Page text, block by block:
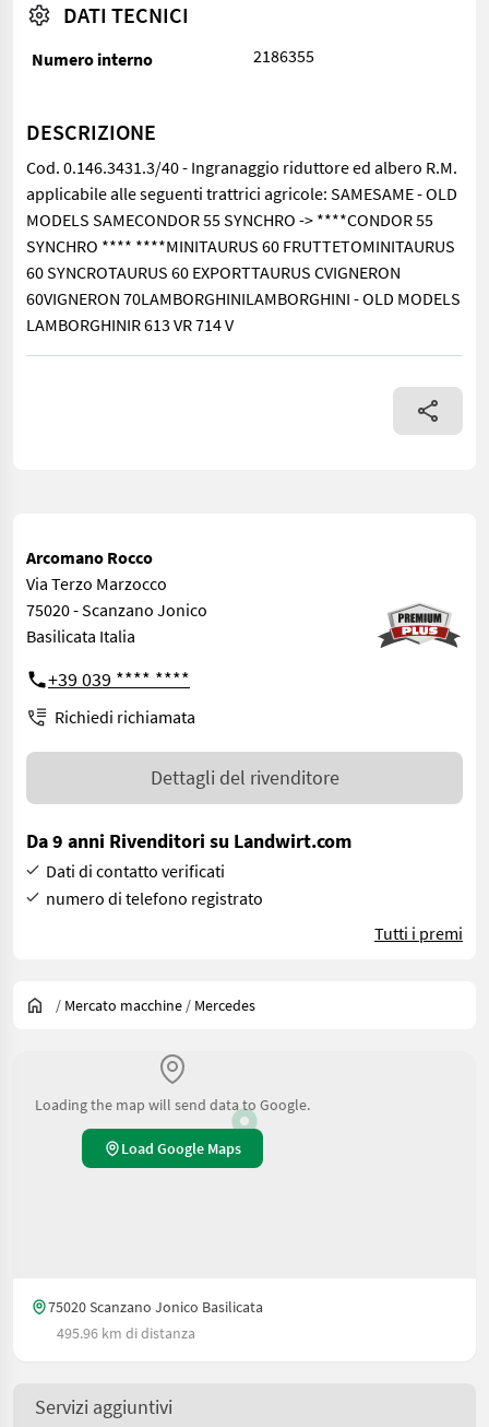
DATI TECNICI
Numero interno 2186355
DESCRIZIONE
Cod. 0.146.3431.3/40 - Ingranaggio riduttore ed albero R.M.
applicabile alle seguenti trattrici agricole: SAMESAME - OLD
MODELS SAMECONDOR 55 SYNCHRO -> ****CONDOR 55
SYNCHRO **** ****MINITAURUS 60 FRUTTETOMINITAURUS
60 SYNCROTAURUS 60 EXPORTTAURUS CVIGNERON
60VIGNERON 70LAMBORGHINILAMBORGHINI - OLD MODELS
LAMBORGHINIR 613 VR 714 V
Cod. 0.146.3431.3/40 - Ingranaggio riduttore ed albero R.M.
Arcomano Rocco
Via Terzo Marzocco
75020 - Scanzano Jonico
Basilicata Italia
+39 039 **** ****
Richiedi richiamata
Dettagli del rivenditore
Da 9 anni Rivenditori su Landwirt.com
Dati di contatto verificati
numero di telefono registrato
Tutti i premi
/ Mercato macchine / Mercedes
Loading the map will send data to Google.
Load Google Maps
75020 Scanzano Jonico Basilicata
495.96 km di distanza
Servizi aggiuntivi